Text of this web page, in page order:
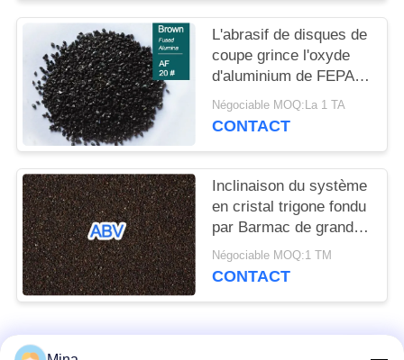
CONFIDENTIALITÉ
L'abrasif de disques de
coupe grince l'oxyde
d'aluminium de FEPA
20# Brown
Négociable MOQ:La 1 TA
CONTACT
Inclinaison du système
en cristal trigone fondu
par Barmac de grande
pureté d'oxyde
d'aluminium de four
Négociable MOQ:1 TM
CONTACT
Catégories populaires